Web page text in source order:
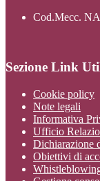
Cod.Mecc.
Sezione Link
Cookie policy
Note legali
Informativa
Ufficio
Dichiarazione
Obiettivi di